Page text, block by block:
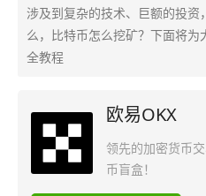
涉及到复杂的技术、巨额的投资
么，比特币怎么挖矿？下面将为
全教程
欧易OKX
领先的加密货币
币盲盒！